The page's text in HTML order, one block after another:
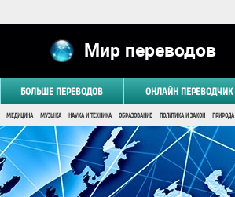
Мир переводов
БОЛЬШЕ ПЕРЕВОДОВ ОНЛАЙН ПЕРЕВОДЧИК
МЕДИЦИНА МУЗЫКА НАУКА И ТЕХНИКА ОБРАЗОВАНИЕ ПОЛИТИКА И ЗАКОН ПРИРОДА